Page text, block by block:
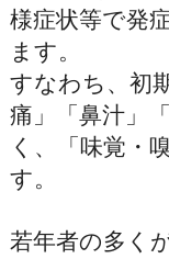
様症状等で発
ます。
すなわち、初
痛」「鼻汁」
く、「味覚・
す。
若年者の多く